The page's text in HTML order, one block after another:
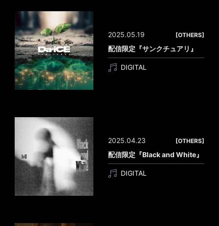
2025.05.19 [OTHERS]
配信限定『サンクチュアリ』
DIGITAL
2025.04.23 [OTHERS]
配信限定『Black and White』
DIGITAL